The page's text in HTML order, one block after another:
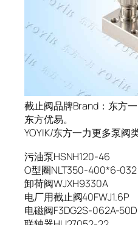
截止阀品牌Brand：东方
东方优易。
YOYIK/东方一力更多泵阀
污油泵HSNH120-46
O型圈NLT350-400*6-032
卸荷阀WJXH9330A
电厂用截止阀40FWJ1.6P
电磁阀F3DG2S-062A-